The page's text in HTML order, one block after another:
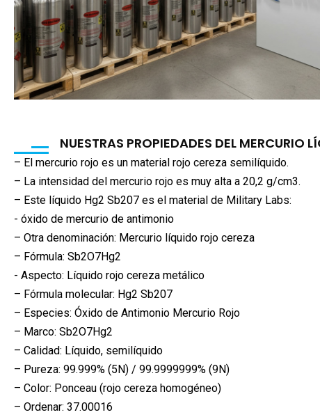
NUESTRAS PROPIEDADES DEL MERCURIO
– El mercurio rojo es un material rojo cereza semilíquido.
– La intensidad del mercurio rojo es muy alta a 20,2 g/cm3.
– Este líquido Hg2 Sb207 es el material de Military Labs:
- óxido de mercurio de antimonio
– Otra denominación: Mercurio líquido rojo cereza
– Fórmula: Sb2O7Hg2
- Aspecto: Líquido rojo cereza metálico
– Fórmula molecular: Hg2 Sb207
– Especies: Óxido de Antimonio Mercurio Rojo
– Marco: Sb2O7Hg2
– Calidad: Líquido, semilíquido
– Pureza: 99.999% (5N) / 99.9999999% (9N)
– Color: Ponceau (rojo cereza homogéneo)
– Ordenar: 37.00016